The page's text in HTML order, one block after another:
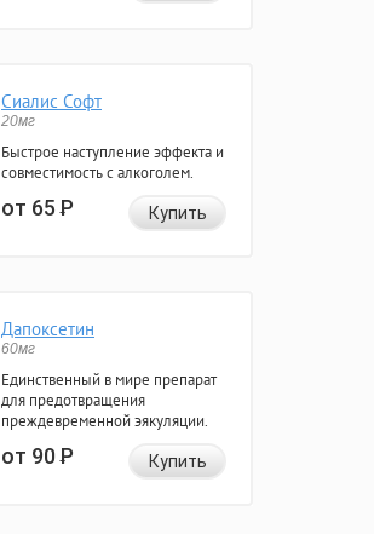
Сиалис Софт
20мг
Быстрое наступление эффекта и
совместимость с алкоголем.
от 65Р Купить
Дапоксетин
60мг
Единственный в мире препарат
для предотвращения
преждевременной эякуляции.
от 90Р Купить